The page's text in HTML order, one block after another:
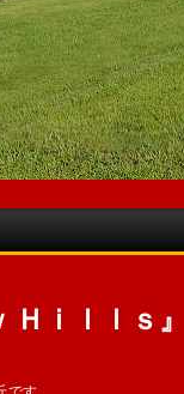
Ｈｉｌｌｓ』